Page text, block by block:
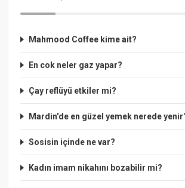
Mahmood Coffee kime ait?
En cok neler gaz yapar?
Çay reflüyü etkiler mi?
Mardin'de en güzel yemek nerede
Sosisin içinde ne var?
Kadın imam nikahını bozabilir mi?